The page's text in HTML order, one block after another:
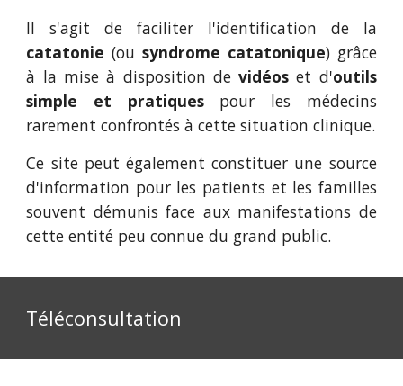
Il s'agit de faciliter l'identification de la
catatonie(ousyndrome catatonique) grâce
à la mise à disposition devidéoset d'outils
simple et pratiquespour les médecins
rarement confrontés à cette situation clinique.
Ce site peut également constituer une source
d'information pour les patients et les familles
souvent démunis face aux manifestations de
cette entité peu connue du grand public.
Téléconsultation